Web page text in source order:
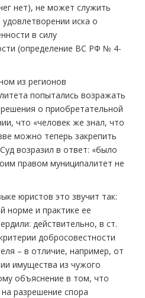
нет), не может служить
иска о
в силу
(определение ВС РФ № 4-
из регионов
попытались возражать
о приобретательной
что «человек же знал, что
можно теперь закрепить
возразил в ответ: «было
правом муниципалитет не
юристов это звучит так:
норме и практике ее
действительно, в ст.
добросовестности
– в отличие, например, от
имущества из чужого
объяснение в том, что
разрешение спора